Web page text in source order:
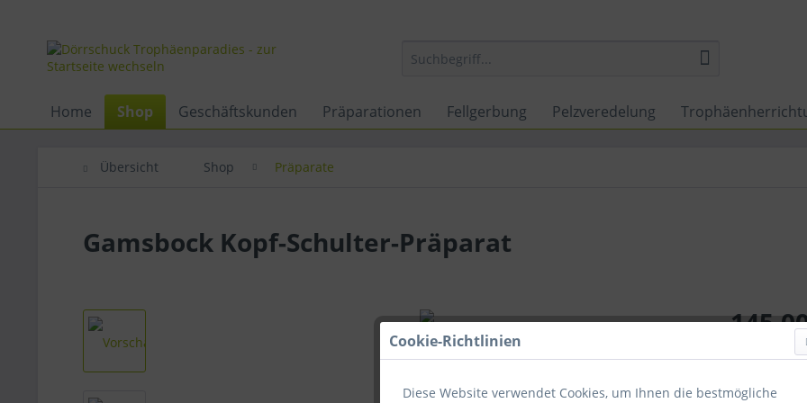
Home Shop Geschäftskunden Präparationen Fellgerbung Pelzveredelung
Übersicht Shop Präparate
Gamsbock Kopf-Schulter-Präparat
Cookie-Richtlinien
Diese Website verwendet Cookies, um Ihnen die bestmögliche